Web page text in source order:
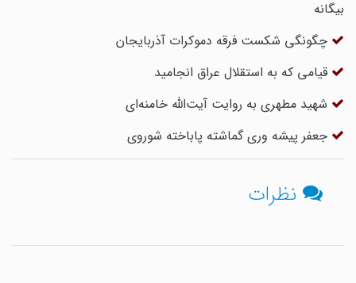
بیگانه
چگونگی شکست فرقه دموکرات آذربایجان
قیامی که به استقلال عراق انجامید
شهید مطهری به روایت آیت‌الله خامنه‌ای
جعفر پیشه وری گماشته پاباخته شوروی
نظرات